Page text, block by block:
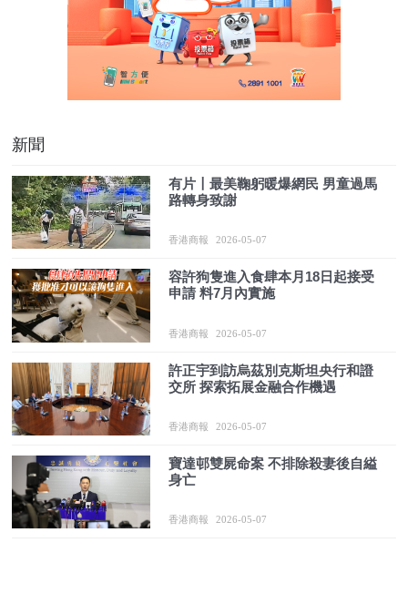
新聞
有片〡最美鞠躬暖爆網民 男童過馬
路轉身致謝
香港商報 2026-05-07
容許狗隻進入食肆本月18日起接受
申請 料7月內實施
香港商報 2026-05-07
許正宇到訪烏茲別克斯坦央行和證
交所 探索拓展金融合作機遇
香港商報 2026-05-07
寶達邨雙屍命案 不排除殺妻後自縊
身亡
香港商報 2026-05-07